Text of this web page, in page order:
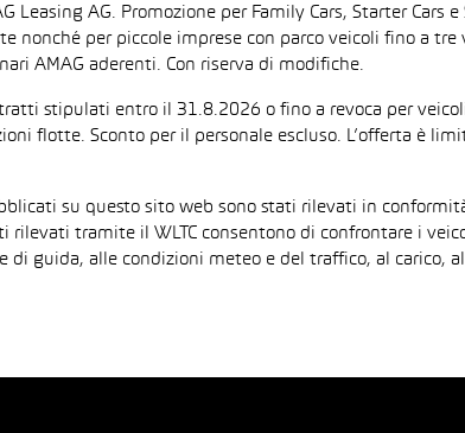
Leasing AG. Promozione per Family Cars, Starter
nonché per piccole imprese con parco veicoli fino a
AMAG aderenti. Con riserva di modifiche.
stipulati entro il 31.8.2026 o fino a revoca per
flotte. Sconto per il personale escluso. L’offerta è
su questo sito web sono stati rilevati in
rilevati tramite il WLTC consentono di confrontare i
di guida, alle condizioni meteo e del traffico, al